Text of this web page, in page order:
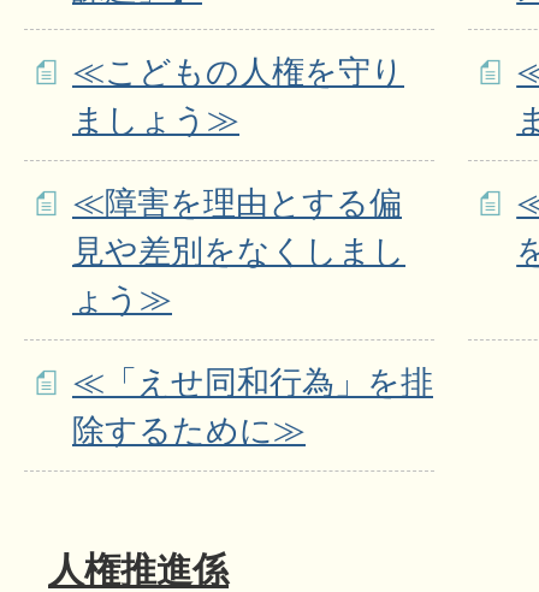
≪こどもの人権を守り
ましょう≫
≪障害を理由とする偏
見や差別をなくしまし
ょう≫
≪「えせ同和行為」を排
除するために≫
人権推進係